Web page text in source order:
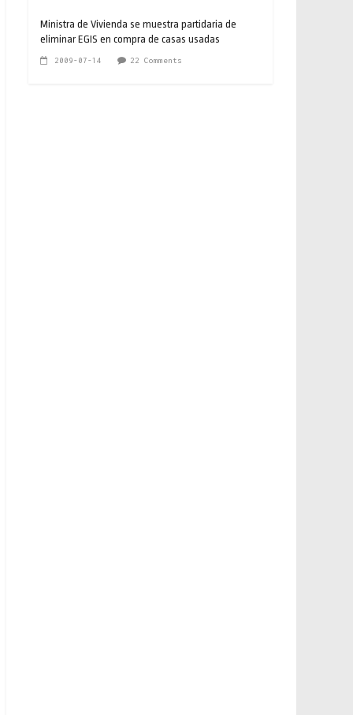
Ministra de Vivienda se muestra partidaria de
eliminar EGIS en compra de casas usadas
2009-07-14 22 Comments